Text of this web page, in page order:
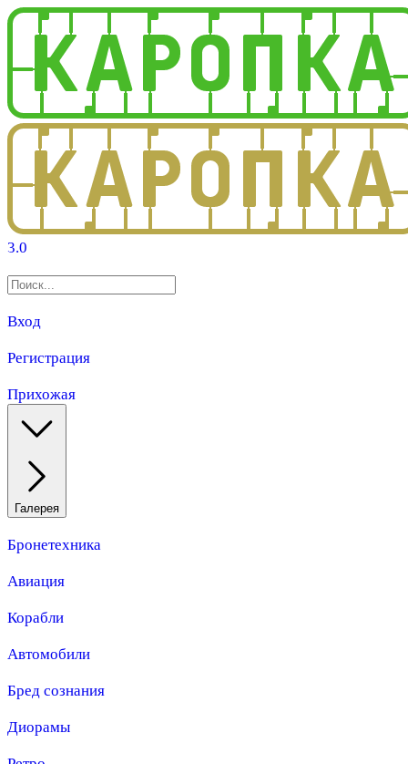
3.0
Вход
Регистрация
Прихожая
Галерея
Бронетехника
Авиация
Корабли
Автомобили
Бред сознания
Диорамы